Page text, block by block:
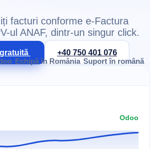
facturi conforme e-Factura
ul ANAF, dintr-un singur click.
+40 750 401 076
Echipă în România Suport în română
Odoo